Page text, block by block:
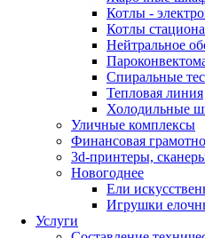
Котлы -
Котлы
Нейтральное
Спиральные
Тепловая линия
Холодильные
Уличные комплексы
Финансовая
3d-принтеры,
Новогоднее
Ели
Игрушки
Услуги